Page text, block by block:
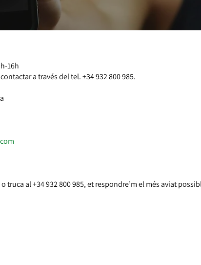
16h
a través del tel. +34 932 800 985.
al +34 932 800 985, et respondre’m el més aviat